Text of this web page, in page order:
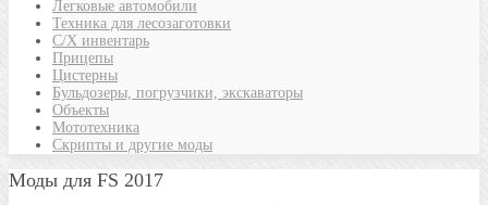
Легковые автомобили
Техника для лесозаготовки
С/Х инвентарь
Прицепы
Цистерны
Бульдозеры, погрузчики, экскаваторы
Объекты
Мототехника
Скрипты и другие моды
Моды для FS 2017